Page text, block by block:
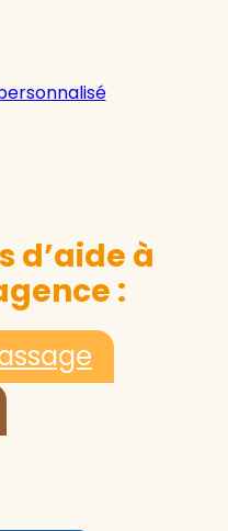
d’aide à
: